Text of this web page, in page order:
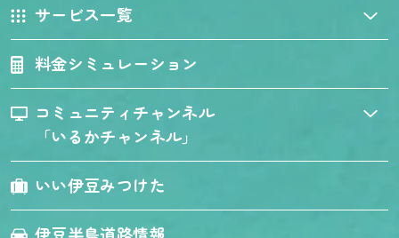
サービス一覧
料金シミュレーション
コミュニティチャンネル
「いるかチャンネル」
いい伊豆みつけた